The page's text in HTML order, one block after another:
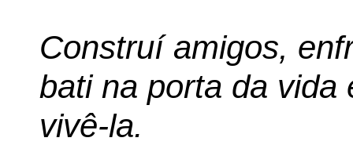
Construí amigos,
bati na porta da vida
vivê-la.